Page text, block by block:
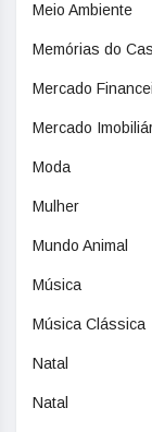
Meio Ambiente
Memórias do
Mercado
Mercado
Moda
Mulher
Mundo Animal
Música
Música Clássica
Natal
Natal